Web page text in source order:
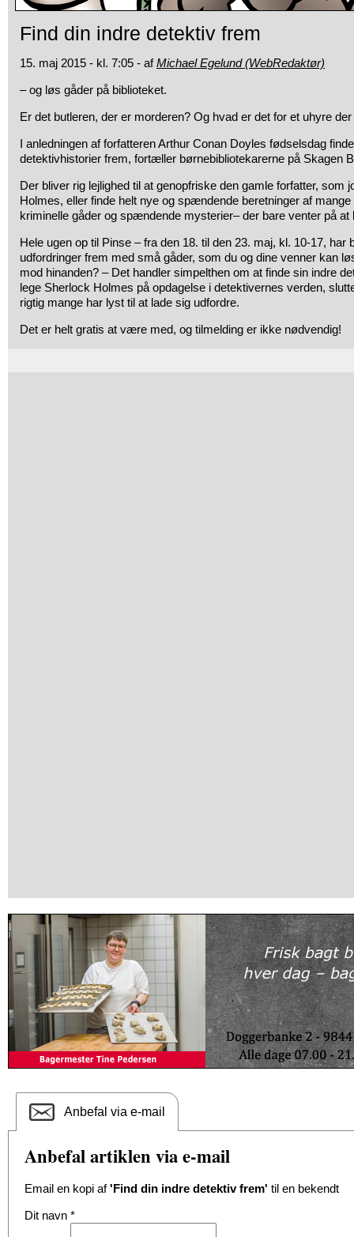
Find din indre detektiv frem
15. maj 2015 - kl. 7:05 - afMichael Egelund (WebRedaktør)
– og løs gåder på biblioteket.
Er det butleren, der er morderen? Og hvad er det for et uhyre
I anledningen af forfatteren Arthur Conan Doyles fødselsdag
detektivhistorier frem, fortæller børnebibliotekarerne på Skagen
Der bliver rig lejlighed til at genopfriske den gamle forfatter, som
Holmes, eller finde helt nye og spændende beretninger af
kriminelle gåder og spændende mysterier– der bare venter på
Hele ugen op til Pinse – fra den 18. til den 23. maj, kl. 10-17, har
udfordringer frem med små gåder, som du og dine venner kan
mod hinanden? – Det handler simpelthen om at finde sin indre
lege Sherlock Holmes på opdagelse i detektivernes verden,
rigtig mange har lyst til at lade sig udfordre.
Det er helt gratis at være med, og tilmelding er ikke nødvendig!
Anbefal via e-mail
Anbefal artiklen via e-mail
Email en kopi af'Find din indre detektiv frem' til en bekendt
Dit navn *